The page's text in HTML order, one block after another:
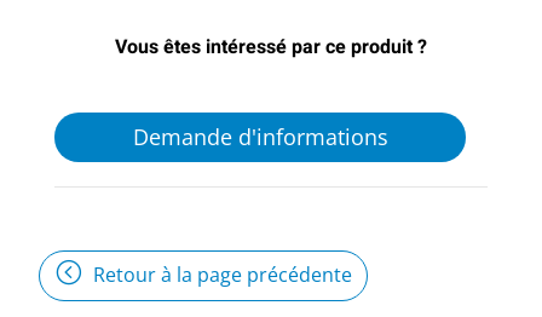
Vous êtes intéressé par ce produit ?
Demande d'informations
Retour à la page précédente